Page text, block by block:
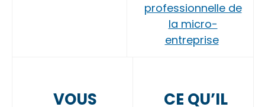
professionnelle de
la micro-
entreprise
VOUS
CE QU’IL